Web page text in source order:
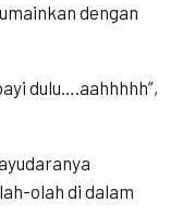
dengan
dulu….aahhhhh”,
olah di dalam